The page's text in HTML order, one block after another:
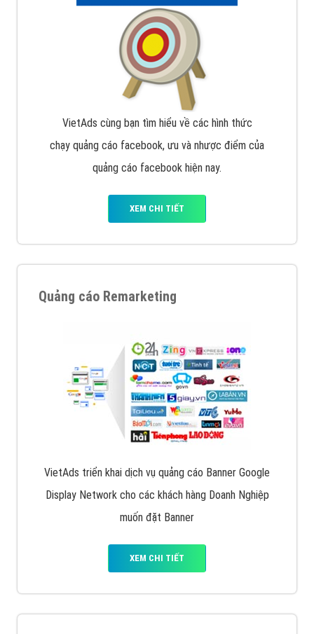
VietAds cùng bạn tìm hiểu về các hình thức
chạy quảng cáo facebook, ưu và nhược điểm của
quảng cáo facebook hiện nay.
XEM CHI TIẾT
Quảng cáo Remarketing
VietAds triển khai dịch vụ quảng cáo Banner Google
Display Network cho các khách hàng Doanh Nghiệp
muốn đặt Banner
XEM CHI TIẾT